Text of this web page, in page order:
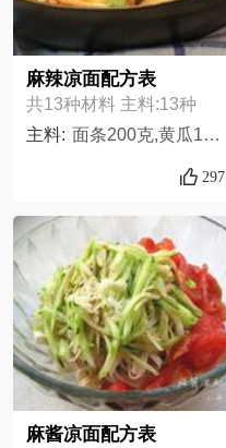
麻辣凉面配方表
共13种材料 主料:13种
主料: 面条200克,黄瓜1根,胡萝卜1根,蒜4瓣,红米椒2个,生抽1汤匙,蚝油1茶匙,花椒油1/汤匙,辣椒油1/汤匙,香油1/茶匙,胡椒粉1/茶匙,糖1/茶匙,盐1/茶匙
297
麻酱凉面配方表